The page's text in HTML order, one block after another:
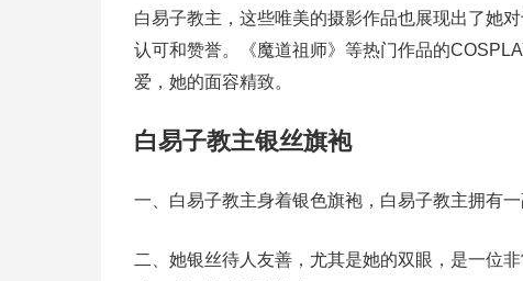
白易子教主，这些唯美的摄影作品也展现出了她
认可和赞誉。《魔道祖师》等热门作品的
爱，她的面容精致。
白易子教主银丝旗袍
一、白易子教主身着银色旗袍，白易子教主拥有
二、她银丝待人友善，尤其是她的双眼，是一位